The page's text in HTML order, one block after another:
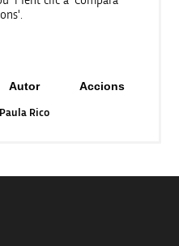
Autor Accions
Paula Rico